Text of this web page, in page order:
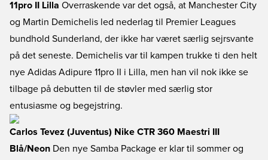
11pro II Lilla Overraskende var det også, at Manchester City
og Martin Demichelis led nederlag til Premier Leagues
bundhold Sunderland, der ikke har været særlig sejrsvante
på det seneste. Demichelis var til kampen trukke ti den helt
nye Adidas Adipure 11pro II i Lilla, men han vil nok ikke se
tilbage på debutten til de støvler med særlig stor
entusiasme og begejstring.
Carlos Tevez (Juventus) Nike CTR 360 Maestri III
Blå/Neon Den nye Samba Package er klar til sommer og